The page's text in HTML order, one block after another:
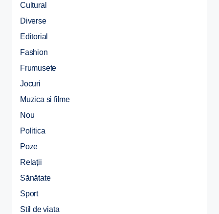
Cultural
Diverse
Editorial
Fashion
Frumusete
Jocuri
Muzica si filme
Nou
Politica
Poze
Relații
Sănătate
Sport
Stil de viata